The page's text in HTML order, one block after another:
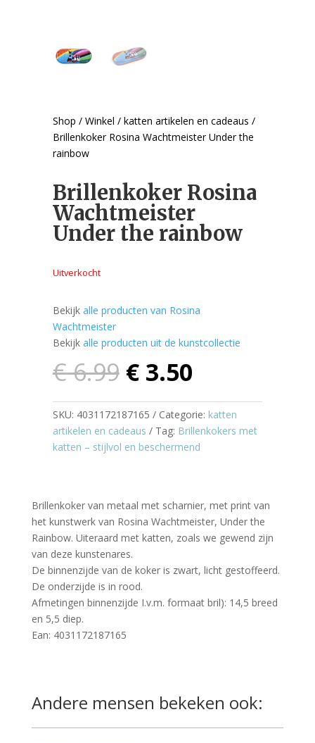
Shop / Winkel / katten artikelen en cadeaus /
Brillenkoker Rosina Wachtmeister Under the
rainbow
Brillenkoker Rosina
Wachtmeister
Under the rainbow
Uitverkocht
Bekijk alle producten van Rosina
Wachtmeister
Bekijk alle producten uit de kunstcollectie
€6.99 Oorspronkelijke
prijs
was:
€ 6.99.
€3.50Huidige
prijs
is:
€ 3.50.
SKU: 4031172187165 Categorie: katten
artikelen en cadeaus
Tag: Brillenkokers met
katten – stijlvol en beschermend
Brillenkoker van metaal met scharnier, met print van
het kunstwerk van Rosina Wachtmeister, Under the
Rainbow. Uiteraard met katten, zoals we gewend zijn
van deze kunstenares.
De binnenzijde van de koker is zwart, licht gestoffeerd.
De onderzijde is in rood.
Afmetingen binnenzijde I.v.m. formaat bril): 14,5 breed
en 5,5 diep.
Ean: 4031172187165
Andere mensen bekeken ook: